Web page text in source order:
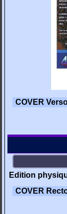
COVER
Edition
COVER